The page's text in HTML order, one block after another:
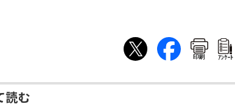
印刷 ｱﾝｹｰﾄ
読む